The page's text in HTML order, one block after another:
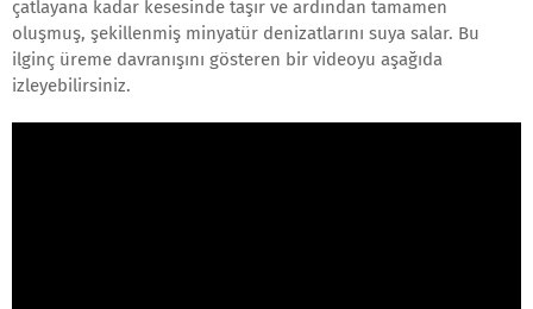
çatlayana kadar kesesinde taşır ve ardından tamamen
oluşmuş, şekillenmiş minyatür denizatlarını suya salar. Bu
ilginç üreme davranışını gösteren bir videoyu aşağıda
izleyebilirsiniz.